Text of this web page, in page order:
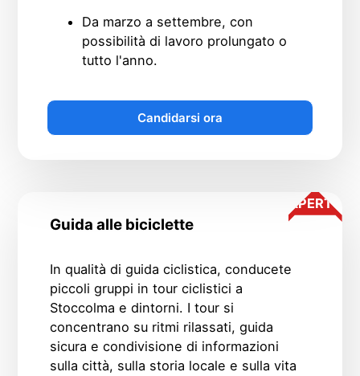
Da marzo a settembre, con
possibilità di lavoro prolungato o
tutto l'anno.
Candidarsi ora
Guida alle biciclette
In qualità di guida ciclistica, conducete
piccoli gruppi in tour ciclistici a
Stoccolma e dintorni. I tour si
concentrano su ritmi rilassati, guida
sicura e condivisione di informazioni
sulla città, sulla storia locale e sulla vita
APERTO